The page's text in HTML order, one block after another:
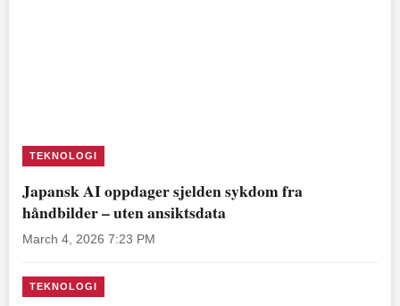
TEKNOLOGI
Japansk AI oppdager sjelden sykdom fra
håndbilder – uten ansiktsdata
March 4, 2026 7:23 PM
TEKNOLOGI